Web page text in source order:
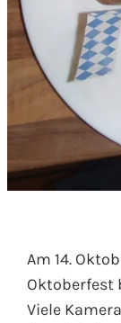
Am 14.
Oktoberfest
Viele